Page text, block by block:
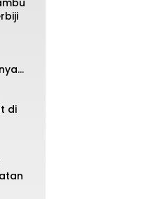
di